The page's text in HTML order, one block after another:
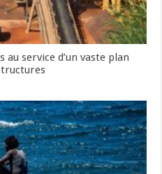
service d’un vaste plan